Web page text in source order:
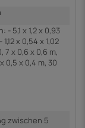
- 5,1 x 1,2 x 0,93
1,12 x 0,54 x 1,02
7 x 0,6 x 0,6 m,
0,5 x 0,4 m, 30
zwischen 5